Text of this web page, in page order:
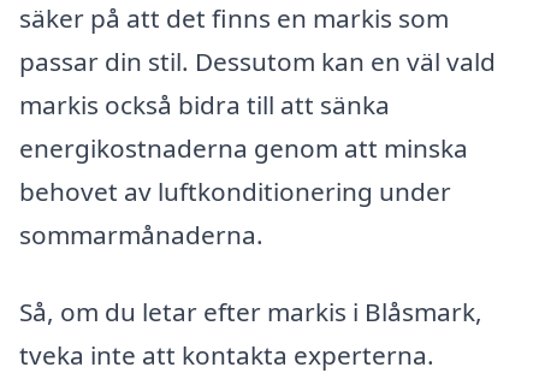
säker på att det finns en markis som
passar din stil. Dessutom kan en väl vald
markis också bidra till att sänka
energikostnaderna genom att minska
behovet av luftkonditionering under
sommarmånaderna.
Så, om du letar efter markis i Blåsmark,
tveka inte att kontakta experterna.